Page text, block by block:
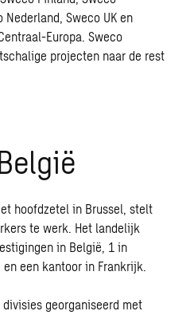
Nederland, Sweco UK en
Europa. Sweco
projecten naar de rest
hoofdzetel in Brussel, stelt
te werk. Het landelijk
in België, 1 in
een kantoor in Frankrijk.
georganiseerd met